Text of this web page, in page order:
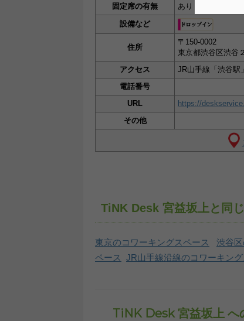
固定席の有無
あり（席）
設備など
住所
〒150-0002
東京都渋谷区渋谷
アクセス
JR山手線「渋谷駅
電話番号
URL
https://
その他
TiNK Desk 宮益坂上と同
東京のコワーキングスペース 渋谷
ペース
JR山手線沿線のコワーキング
TiNK Desk 宮益坂上 へ